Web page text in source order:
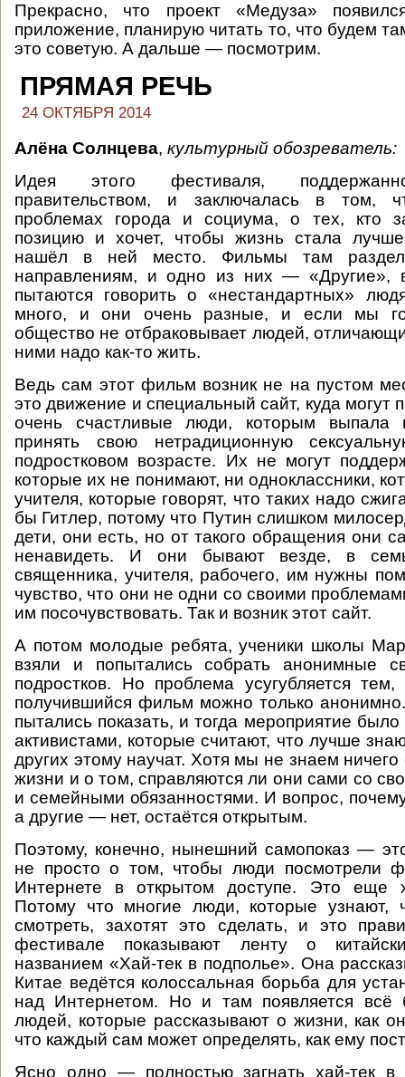
Прекрасно, что проект «Медуза»
приложение, планирую читать то, что будем
это советую. А дальше — посмотрим.
ПРЯМАЯ РЕЧЬ
24 ОКТЯБРЯ 2014
Алёна Солнцева, культурный обозреватель:
Идея этого фестиваля,
правительством, и заключалась в том,
проблемах города и социума, о тех, кто
позицию и хочет, чтобы жизнь стала
нашёл в ней место. Фильмы там
направлениям, и одно из них — «Другие»,
пытаются говорить о «нестандартных»
много, и они очень разные, и если мы
общество не отбраковывает людей,
ними надо как-то жить.
Ведь сам этот фильм возник не на пустом
это движение и специальный сайт, куда могут
очень счастливые люди, которым выпала
принять свою нетрадиционную
подростковом возрасте. Их не могут
которые их не понимают, ни одноклассники,
учителя, которые говорят, что таких надо
бы Гитлер, потому что Путин слишком
дети, они есть, но от такого обращения они
ненавидеть. И они бывают везде, в
священника, учителя, рабочего, им нужны
чувство, что они не одни со своими
им посочувствовать. Так и возник этот сайт.
А потом молодые ребята, ученики школы
взяли и попытались собрать анонимные
подростков. Но проблема усугубляется
получившийся фильм можно только
пытались показать, и тогда мероприятие
активистами, которые считают, что лучше
других этому научат. Хотя мы не знаем
жизни и о том, справляются ли они сами со
и семейными обязанностями. И вопрос,
а другие — нет, остаётся открытым.
Поэтому, конечно, нынешний самопоказ —
не просто о том, чтобы люди посмотрели
Интернете в открытом доступе. Это еще
Потому что многие люди, которые узнают,
смотреть, захотят это сделать, и это
фестивале показывают ленту о
названием «Хай-тек в подполье». Она
Китае ведётся колоссальная борьба для
над Интернетом. Но и там появляется
людей, которые рассказывают о жизни, как
что каждый сам может определять, как ему
Ясно одно — полностью загнать хай-тек в